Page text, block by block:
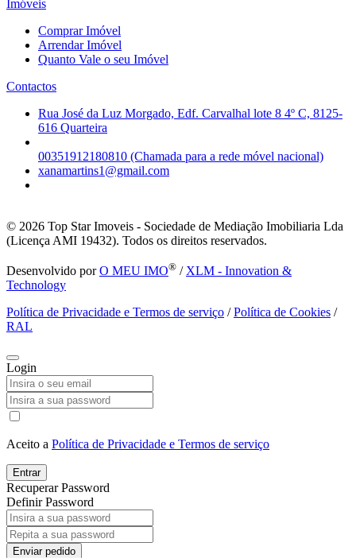
Imóveis
Comprar Imóvel
Arrendar Imóvel
Quanto Vale o seu Imóvel
Contactos
Rua José da Luz Morgado, Edf. Carvalhal lote 8 4º C, 8125-
616 Quarteira
00351912180810 (Chamada para a rede móvel nacional)
xanamartins1@gmail.com
© 2026 Top Star Imoveis - Sociedade de Mediação Imobiliaria Lda
(Licença AMI 19432). Todos os direitos reservados.
Desenvolvido porO MEU IMO® / XLM - Innovation &
Technology
Política de Privacidade e Termos de serviço /Política de Cookies /
RAL
Login
Aceito a Política de Privacidade e Termos de serviço
Entrar
Recuperar Password
Definir Password
Enviar pedido